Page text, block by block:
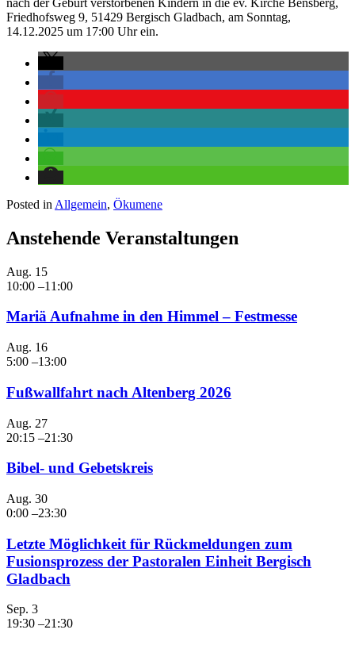
Friedhofsweg 9, 51429 Bergisch Gladbach, am Sonntag,
14.12.2025 um 17:00 Uhr ein.
Posted in Allgemein, Ökumene
Anstehende Veranstaltungen
Aug. 15
10:00 –11:00
Mariä Aufnahme in den Himmel – Festmesse
Aug. 16
5:00 –13:00
Fußwallfahrt nach Altenberg 2026
Aug. 27
20:15 –21:30
Bibel- und Gebetskreis
Aug. 30
0:00 –23:30
Letzte Möglichkeit für Rückmeldungen zum
Fusionsprozess der Pastoralen Einheit Bergisch
Gladbach
Sep. 3
19:30 –21:30